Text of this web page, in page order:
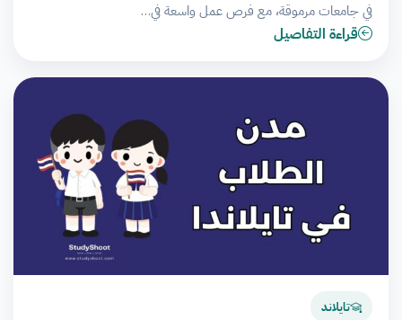
في جامعات مرموقة، مع فرص عمل واسعة في…
قراءة التفاصيل
تايلاند